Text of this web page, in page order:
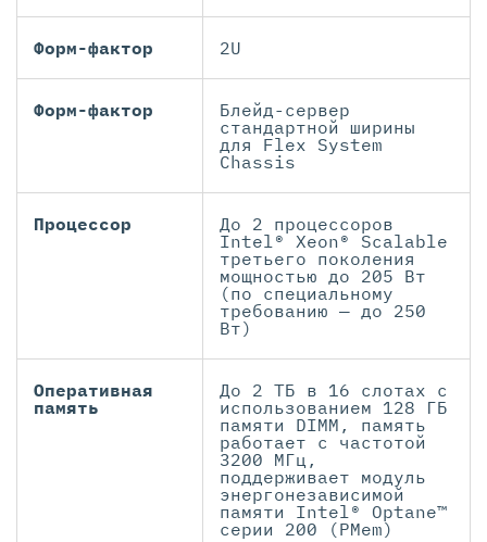
Форм-фактор 2U
Форм-фактор
Блейд-сервер
стандартной ширины
для Flex System
Chassis
Процессор
До 2 процессоров
Intel® Xeon® Scalable
третьего поколения
мощностью до 205 Вт
(по специальному
требованию — до 250
Вт)
Оперативная
память
До 2 ТБ в 16 слотах с
использованием 128 ГБ
памяти DIMM, память
работает с частотой
3200 МГц,
поддерживает модуль
энергонезависимой
памяти Intel® Optane™
серии 200 (PMem)